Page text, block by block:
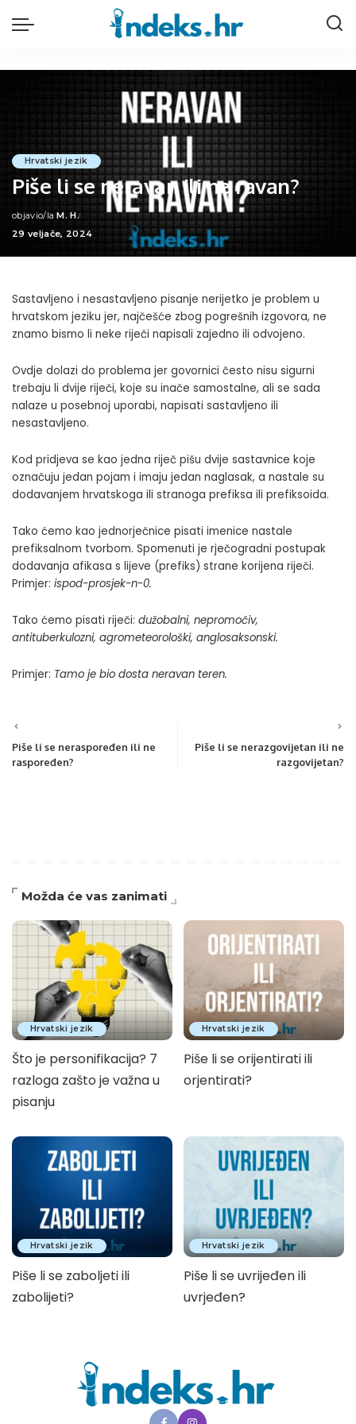
Hrvatski jezik
Piše li se neravan ili ne ravan?
Posted
by
objavio/la M. H.
29 veljače, 2024
Sastavljeno i nesastavljeno pisanje nerijetko je problem u
hrvatskom jeziku jer, najčešće zbog pogrešnih izgovora, ne
znamo bismo li neke riječi napisali zajedno ili odvojeno.
Ovdje dolazi do problema jer govornici često nisu sigurni
trebaju li dvije riječi, koje su inače samostalne, ali se sada
nalaze u posebnoj uporabi, napisati sastavljeno ili
nesastavljeno.
Kod pridjeva se kao jedna riječ pišu dvije sastavnice koje
označuju jedan pojam i imaju jedan naglasak, a nastale su
dodavanjem hrvatskoga ili stranoga prefiksa ili prefiksoida.
Tako ćemo kao jednorječnice pisati imenice nastale
prefiksalnom tvorbom. Spomenuti je rječogradni postupak
dodavanja afikasa s lijeve (prefiks) strane korijena riječi.
Primjer: ispod-prosjek-n-0.
Tako ćemo pisati riječi: dužobalni, nepromočiv,
antituberkulozni, agrometeorološki, anglosaksonski.
Primjer: Tamo je bio dosta neravan teren.
Piše li se neraspoređen ili ne
raspoređen?
Piše li se nerazgovijetan ili ne
razgovijetan?
Možda će vas zanimati
Hrvatski jezik
Što je personifikacija? 7
razloga zašto je važna u
pisanju
Hrvatski jezik
Piše li se orijentirati ili
orjentirati?
Hrvatski jezik
Piše li se zaboljeti ili
zabolijeti?
Hrvatski jezik
Piše li se uvrijeđen ili
uvrjeđen?